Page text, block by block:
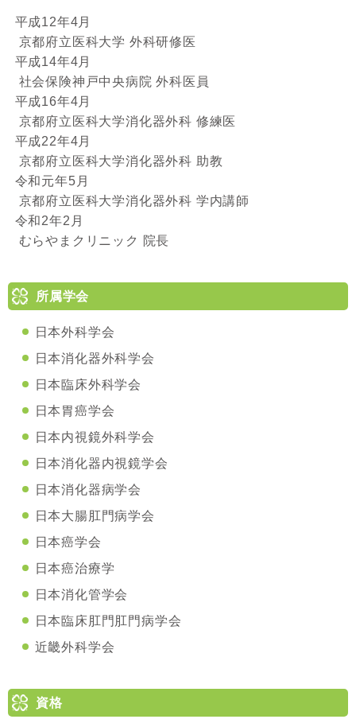
平成12年4月
京都府立医科大学 外科研修医
平成14年4月
社会保険神戸中央病院 外科医員
平成16年4月
京都府立医科大学消化器外科 修練医
平成22年4月
京都府立医科大学消化器外科 助教
令和元年5月
京都府立医科大学消化器外科 学内講師
令和2年2月
むらやまクリニック 院長
所属学会
日本外科学会
日本消化器外科学会
日本臨床外科学会
日本胃癌学会
日本内視鏡外科学会
日本消化器内視鏡学会
日本消化器病学会
日本大腸肛門病学会
日本癌学会
日本癌治療学
日本消化管学会
日本臨床肛門肛門病学会
近畿外科学会
資格